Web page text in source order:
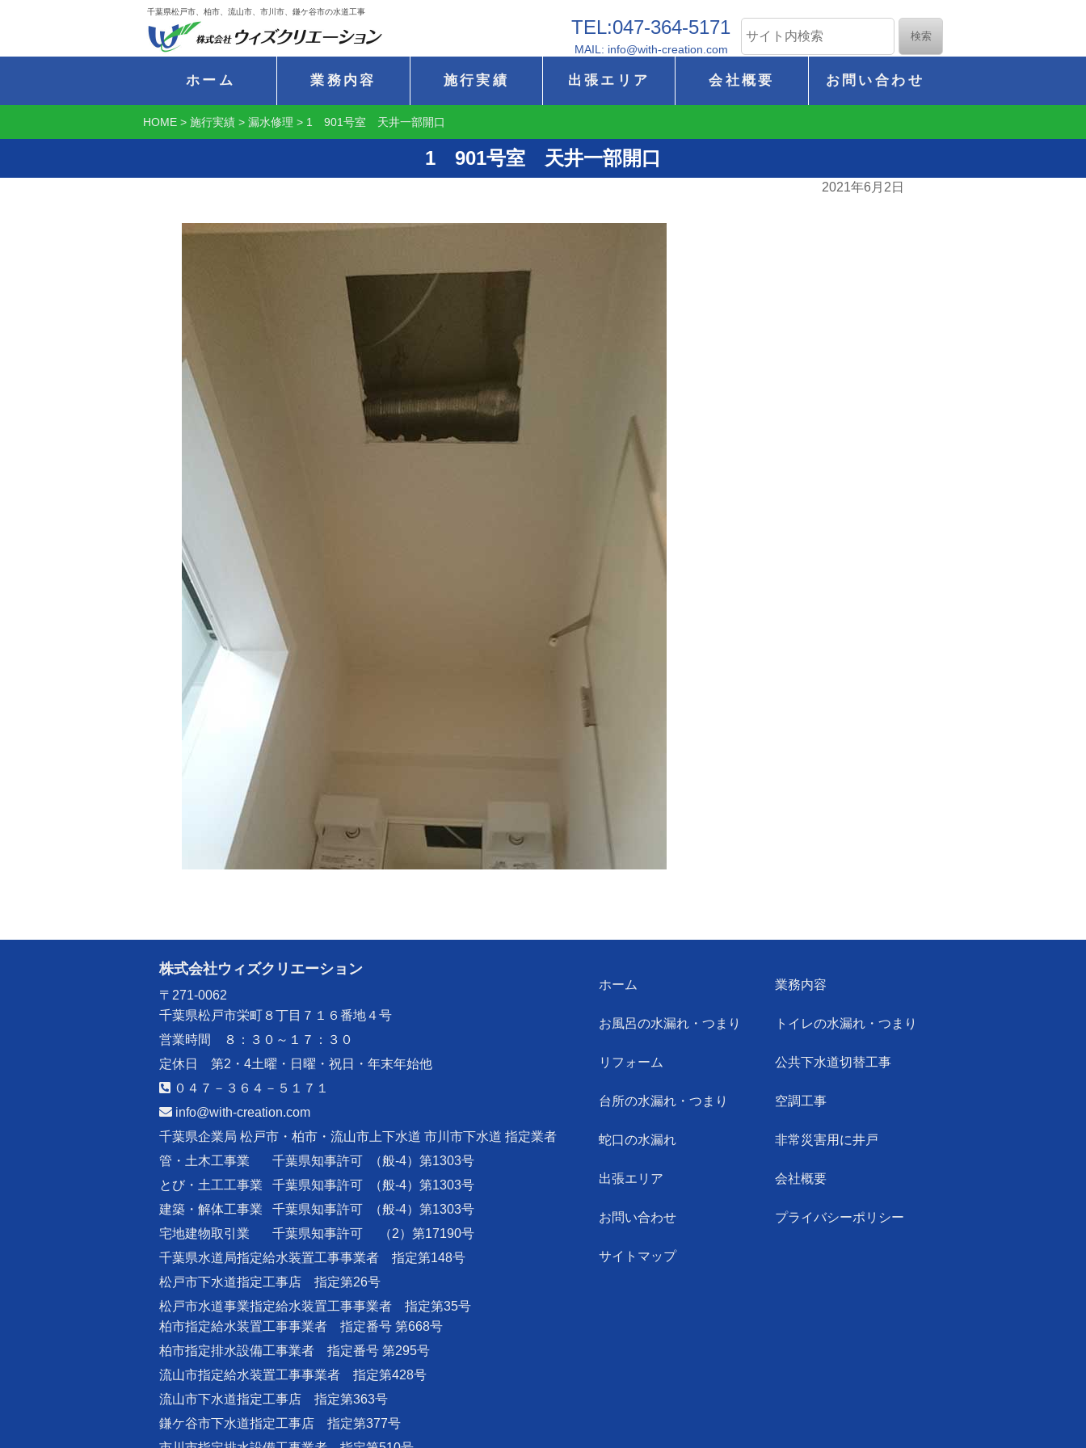
千葉県松戸市、柏市、流山市、市川市、鎌ケ谷市の水道工事
TEL:047-364-5171
MAIL: info@with-creation.com
ホーム 業務内容 施行実績 出張エリア 会社概要 お問い合わせ
HOME > 施行実績 > 漏水修理 > 1 901号室 天井一部開口
1 901号室 天井一部開口
2021年6月2日
株式会社ウィズクリエーション
〒271-0062
千葉県松戸市栄町８丁目７１６番地４号
営業時間 ８：３０～１７：３０
定休日 第2・4土曜・日曜・祝日・年末年始他
０４７－３６４－５１７１
info@with-creation.com
千葉県企業局 松戸市・柏市・流山市上下水道 市川市下水道 指定業者
管・土木工事業
千葉県知事許可
（般-4）第1303号
とび・土工工事業
千葉県知事許可
（般-4）第1303号
建築・解体工事業
千葉県知事許可
（般-4）第1303号
宅地建物取引業
千葉県知事許可
（2）第17190号
千葉県水道局指定給水装置工事事業者 指定第148号
松戸市下水道指定工事店 指定第26号
松戸市水道事業指定給水装置工事事業者 指定第35号
柏市指定給水装置工事事業者 指定番号 第668号
柏市指定排水設備工事業者 指定番号 第295号
流山市指定給水装置工事事業者 指定第428号
流山市下水道指定工事店 指定第363号
鎌ケ谷市下水道指定工事店 指定第377号
ホーム 業務内容
お風呂の水漏れ・つまり トイレの水漏れ・つまり
リフォーム 公共下水道切替工事
台所の水漏れ・つまり 空調工事
蛇口の水漏れ 非常災害用に井戸
出張エリア 会社概要
お問い合わせ プライバシーポリシー
サイトマップ